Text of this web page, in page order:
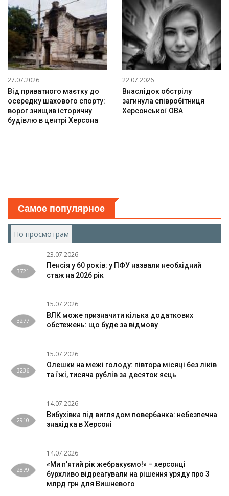
27.07.2026
Від приватного маєтку до
осередку шахового спорту:
ворог знищив історичну
будівлю в центрі Херсона
22.07.2026
Внаслідок обстрілу
загинула співробітниця
Херсонської ОВА
Самое популярное
По просмотрам
3721
23.07.2026
Пенсія у 60 років: у ПФУ назвали необхідний
стаж на 2026 рік
3277
15.07.2026
ВЛК може призначити кілька додаткових
обстежень: що буде за відмову
3236
15.07.2026
Олешки на межі голоду: півтора місяці без ліків
та їжі, тисяча рублів за десяток яєць
2910
14.07.2026
Вибухівка під виглядом повербанка: небезпечна
знахідка в Херсоні
2879
14.07.2026
«Ми п’ятий рік жебракуємо!» – херсонці
бурхливо відреагували на рішення уряду про 3
млрд грн для Вишневого